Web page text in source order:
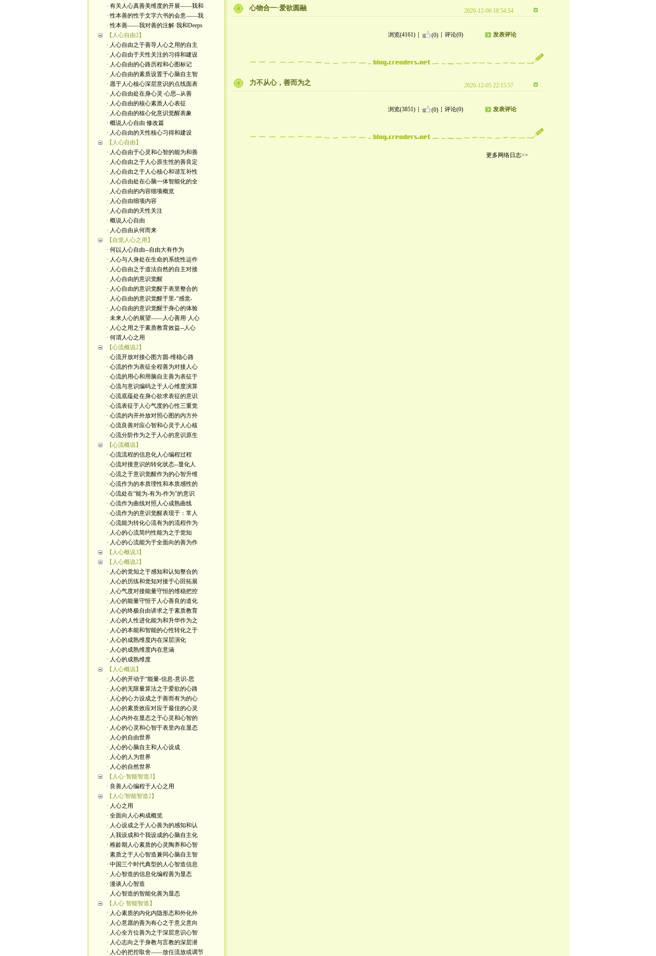
· 有关人心真善美维度的开展——我和
· 性本善的性于文字六书的会意——我
· 性本善——我对善的注解·我和Deeps
【人心自由2】
· 人心自由之于善导人心之用的自主
· 人心自由于天性关注的习得和建设
· 人心自由的心路历程和心图标记
· 人心自由的素质设置于心脑自主智
· 愿于人心核心深层意识的点线面表
· 人心自由处在身心灵·心思--从善
· 人心自由的核心素质人心表征
· 人心自由的核心化意识觉醒表象
· 概说人心自由 修改篇
· 人心自由的天性核心习得和建设
【人心自由】
· 人心自由于心灵和心智的能为和善
· 人心自由之于人心原生性的善良定
· 人心自由之于人心核心和谐互补性
· 人心自由处在心脑一体智能化的全
· 人心自由的内容细项概览
· 人心自由细项内容
· 人心自由的天性关注
· 概说人心自由
· 人心自由从何而来
【自觉人心之用】
· 何以人心自由--自由大有作为
· 人心与人身处在生命的系统性运作
· 人心自由之于道法自然的自主对接
· 人心自由的意识觉醒
· 人心自由的意识觉醒于表里整合的
· 人心自由的意识觉醒于里-“感觉-
· 人心自由的意识觉醒于身心的体验
· 未来人心的展望——人心善用·人心
· 人心之用之于素质教育效益--人心
· 何谓人心之用
【心流概说2】
· 心流开放对接心图方圆-维稳心路
· 心流的作为表征全程善为对接人心
· 心流的用心和用脑自主善为表征于
· 心流与意识编码之于人心维度演算
· 心流底蕴处在身心欲求表征的意识
· 心流表征于人心气度的心性三重觉
· 心流的内开外放对照心图的内方外
· 心流良善对应心智和心灵于人心核
· 心流分阶作为之于人心的意识原生
【心流概说】
· 心流流程的信息化人心编程过程
· 心流对接意识的转化状态--显化人
· 心流之于意识觉醒作为的心智升维
· 心流作为的本质理性和本质感性的
· 心流处在“能为-有为-作为”的意识
· 心流作为曲线对照人心成熟曲线
· 心流作为的意识觉醒表现于：常人
· 心流能为转化心流有为的流程作为
· 人心的心流简约性能为之于觉知
· 人心的心流能为于全面向的善为作
【人心概说3】
【人心概说2】
· 人心的觉知之于感知和认知整合的
· 人心的历练和觉知对接于心田拓展
· 人心气度对接能量守恒的维稳把控
· 人心的能量守恒于人心善良的道化
· 人心的终极自由讲求之于素质教育
· 人心的人性进化能为和升华作为之
· 人心的本能和智能的心性转化之于
· 人心的成熟维度内在深层演化
· 人心的成熟维度内在意涵
· 人心的成熟维度
【人心概说】
· 人心的开动于“能量-信息-意识-思
· 人心的无限量算法之于爱欲的心路
· 人心的心力设成之于善而有为的心
· 人心的素质效应对应于最佳的心灵
· 人心内外在显态之于心灵和心智的
· 人心的心灵和心智于表里内在显态
· 人心的自由世界
· 人心的心脑自主和人心设成
· 人心的人为世界
· 人心的自然世界
【人心·智能智造3】
· 良善人心编程于人心之用
【人心'智能智造2】
· 人心之用
· 全面向人心构成概览
· 人心设成之于人心善为的感知和认
· 人我设成和个我设成的心脑自主化
· 稚龄期人心素质的心灵陶养和心智
· 素质之于人心智造兼同心脑自主智
· 中国三个时代典型的人心智造信息
· 人心智造的信息化编程善为显态
· 漫谈人心智造
· 人心智造的智能化善为显态
【人心·智能智造】
· 人心素质的内化内隐形态和外化外
· 人心意愿的善为有心之于意义意向
· 人心全方位善为之于深层意识心智
· 人心志向之于身教与言教的深层潜
· 人心的把控取舍——放任流放或调节
心物合一·爱欲圆融 2020-12-06 18:54:54
浏览(4161) (0) 评论(0) 发表评论
力不从心，善而为之 2020-12-05 22:15:57
浏览(3851) (0) 评论(0) 发表评论
更多网络日志>>